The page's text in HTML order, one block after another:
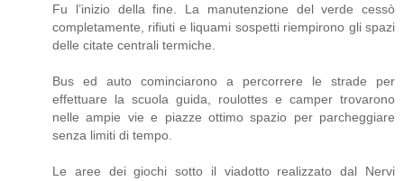
Fu l’inizio della fine. La manutenzione del verde cessò
completamente, rifiuti e liquami sospetti riempirono gli spazi
delle citate centrali termiche.
Bus ed auto cominciarono a percorrere le strade per
effettuare la scuola guida, roulottes e camper trovarono
nelle ampie vie e piazze ottimo spazio per parcheggiare
senza limiti di tempo.
Le aree dei giochi sotto il viadotto realizzato dal Nervi